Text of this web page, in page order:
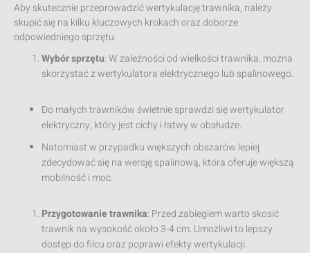
Aby skutecznie przeprowadzić wertykulację trawnika, należy
skupić się na kilku kluczowych krokach oraz doborze
odpowiedniego sprzętu.
Wybór sprzętu: W zależności od wielkości trawnika, można
skorzystać z wertykulatora elektrycznego lub spalinowego.
Do małych trawników świetnie sprawdzi się wertykulator
elektryczny, który jest cichy i łatwy w obsłudze.
Natomiast w przypadku większych obszarów lepiej
zdecydować się na wersję spalinową, która oferuje większą
mobilność i moc.
Przygotowanie trawnika: Przed zabiegiem warto skosić
trawnik na wysokość około 3-4 cm. Umożliwi to lepszy
dostęp do filcu oraz poprawi efekty wertykulacji.